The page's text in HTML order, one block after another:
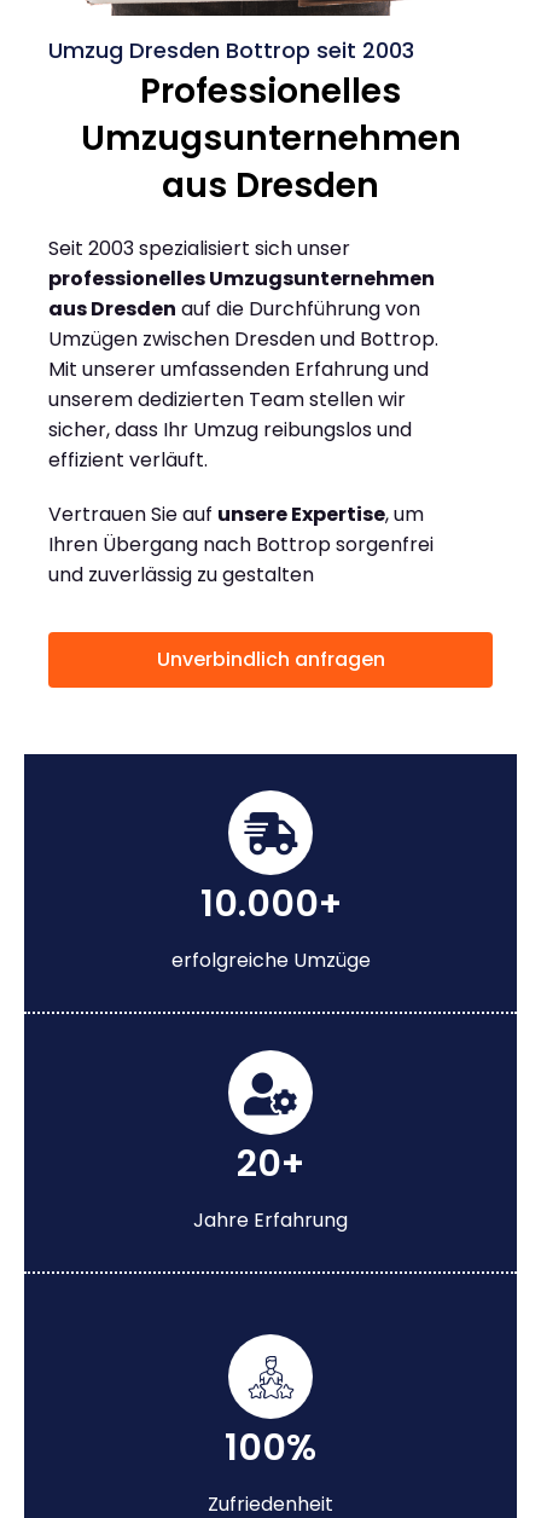
Umzug Dresden Bottrop seit 2003
Professionelles
Umzugsunternehmen
aus Dresden
Seit 2003 spezialisiert sich unser
professionelles Umzugsunternehmen
aus Dresden auf die Durchführung von
Umzügen zwischen Dresden und Bottrop.
Mit unserer umfassenden Erfahrung und
unserem dedizierten Team stellen wir
sicher, dass Ihr Umzug reibungslos und
effizient verläuft.
Vertrauen Sie auf unsere Expertise, um
Ihren Übergang nach Bottrop sorgenfrei
und zuverlässig zu gestalten
Unverbindlich anfragen
10.000+
erfolgreiche Umzüge
20+
Jahre Erfahrung
100%
Zufriedenheit